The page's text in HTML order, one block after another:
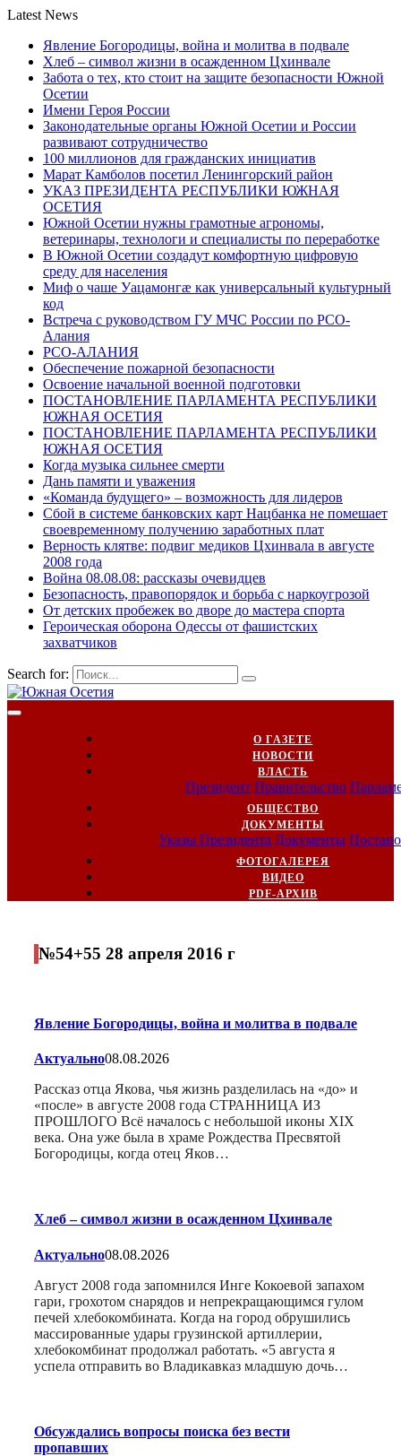
Latest News
Явление Богородицы, война и молитва в подвале
Хлеб – символ жизни в осажденном Цхинвале
Забота о тех, кто стоит на защите безопасности Южной
Осетии
Имени Героя России
Законодательные органы Южной Осетии и России
развивают сотрудничество
100 миллионов для гражданских инициатив
Марат Камболов посетил Ленингорский район
УКАЗ ПРЕЗИДЕНТА РЕСПУБЛИКИ ЮЖНАЯ
ОСЕТИЯ
Южной Осетии нужны грамотные агрономы,
ветеринары, технологи и специалисты по переработке
В Южной Осетии создадут комфортную цифровую
среду для населения
Миф о чаше Уацамонгæ как универсальный культурный
код
Встреча с руководством ГУ МЧС России по РСО-
Алания
РСО-АЛАНИЯ
Обеспечение пожарной безопасности
Освоение начальной военной подготовки
ПОСТАНОВЛЕНИЕ ПАРЛАМЕНТА РЕСПУБЛИКИ
ЮЖНАЯ ОСЕТИЯ
ПОСТАНОВЛЕНИЕ ПАРЛАМЕНТА РЕСПУБЛИКИ
ЮЖНАЯ ОСЕТИЯ
Когда музыка сильнее смерти
Дань памяти и уважения
«Команда будущего» – возможность для лидеров
Сбой в системе банковских карт Нацбанка не помешает
своевременному получению заработных плат
Верность клятве: подвиг медиков Цхинвала в августе
2008 года
Война 08.08.08: рассказы очевидцев
Безопасность, правопорядок и борьба с наркоугрозой
От детских пробежек во дворе до мастера спорта
Героическая оборона Одессы от фашистских
захватчиков
Search for:
О ГАЗЕТЕ
НОВОСТИ
ВЛАСТЬ
Президент Правительство
ОБЩЕСТВО
ДОКУМЕНТЫ
Указы Президента Документы
ФОТОГАЛЕРЕЯ
ВИДЕО
PDF-АРХИВ
№54+55 28 апреля 2016 г
Явление Богородицы, война и молитва в подвале
Актуально08.08.2026
Рассказ отца Якова, чья жизнь разделилась на «до» и
«после» в августе 2008 года СТРАННИЦА ИЗ
ПРОШЛОГО Всё началось с небольшой иконы XIX
века. Она уже была в храме Рождества Пресвятой
Богородицы, когда отец Яков…
Хлеб – символ жизни в осажденном Цхинвале
Актуально08.08.2026
Август 2008 года запомнился Инге Кокоевой запахом
гари, грохотом снарядов и непрекращающимся гулом
печей хлебокомбината. Когда на город обрушились
массированные удары грузинской артиллерии,
хлебокомбинат продолжал работать. «5 августа я
успела отправить во Владикавказ младшую дочь…
Обсуждались вопросы поиска без вести
пропавших